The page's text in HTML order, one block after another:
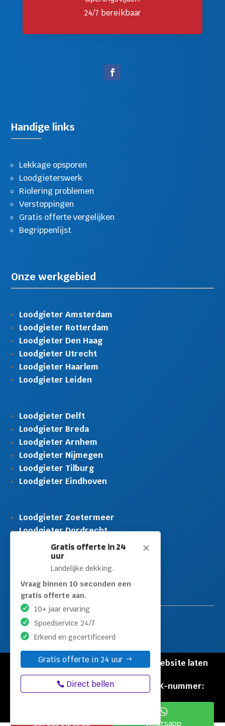
24/7 bereikbaar
M
Gratis offerte in 24
uur
Landelijke dekking.
Vraag binnen 10 seconden een
gratis offerte aan.
10+ jaar ervaring
Spoedservice 24/7
Erkend en gecertificeerd
Gratis offerte in 24 uur
Direct bellen
Handige links
Lekkage opsporen
Loodgieterswerk
Riolering problemen
Verstoppingen
Gratis offerte vergelijken
Begrippenlijst
Onze werkgebied
Loodgieter Amsterdam
Loodgieter Rotterdam
Loodgieter Den Haag
Loodgieter Utrecht
Loodgieter Haarlem
Loodgieter Leiden
Loodgieter Delft
Loodgieter Breda
Loodgieter Arnhem
Loodgieter Nijmegen
Loodgieter Tilburg
Loodgieter Eindhoven
Loodgieter Zoetermeer
Loodgieter Dordrecht
Loodgieter Rijswijk
Loodgieter Schiedam
Loodgieter Leidschendam
Loodgieter Hilversum
© Copyright Loodgieters Kwartier |
Website laten
maken door Flexamedia
Privacyverklaring|Disclaimer
KVK-nummer:
Bel: 085 212 55 88

Whatsapp